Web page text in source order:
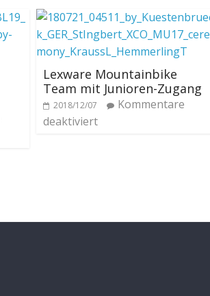
Lexware Mountainbike
Team mit Junioren-Zugang
2018/12/07
Kommentare
deaktiviert